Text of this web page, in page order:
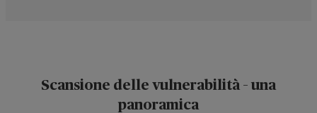
Scansione delle vulnerabilità – una
panoramica